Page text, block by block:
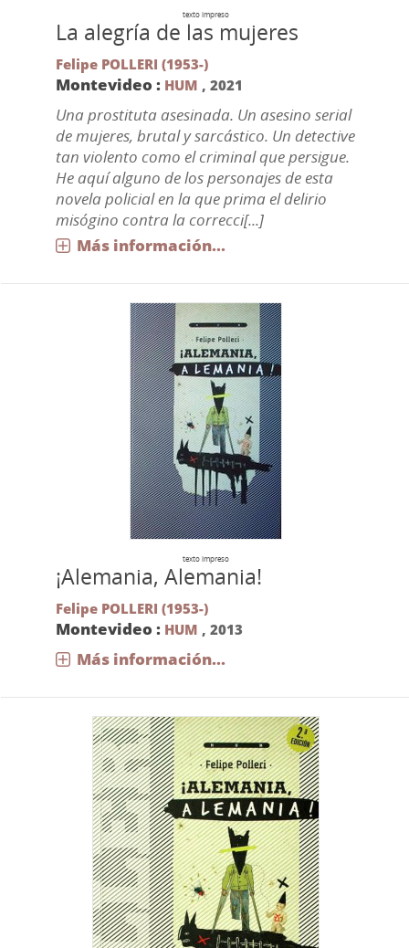
texto impreso
La alegría de las mujeres
Felipe POLLERI (1953-)
Montevideo : HUM , 2021
Una prostituta asesinada. Un asesino serial
de mujeres, brutal y sarcástico. Un detective
tan violento como el criminal que persigue.
He aquí alguno de los personajes de esta
novela policial en la que prima el delirio
misógino contra la correcci[...]
Más información...
texto impreso
¡Alemania, Alemania!
Felipe POLLERI (1953-)
Montevideo : HUM , 2013
Más información...